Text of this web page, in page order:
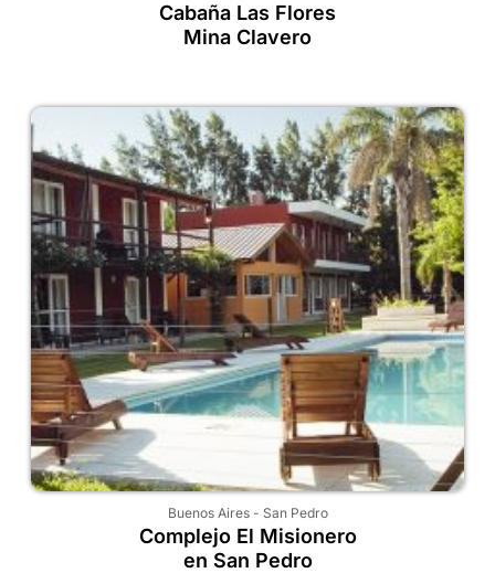
Cabaña Las Flores
Mina Clavero
Buenos Aires- San Pedro
Complejo El Misionero
en San Pedro